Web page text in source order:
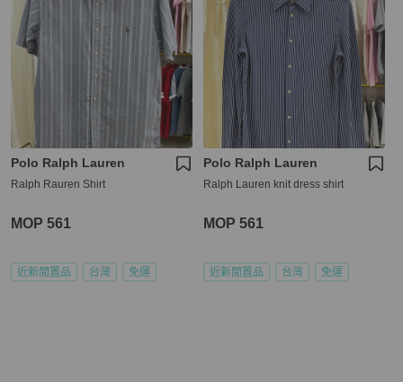
Polo Ralph Lauren
Ralph Rauren Shirt
MOP 561
近新閒置品 台灣 免運
Polo Ralph Lauren
Ralph Lauren knit dress shirt
MOP 561
近新閒置品 台灣 免運